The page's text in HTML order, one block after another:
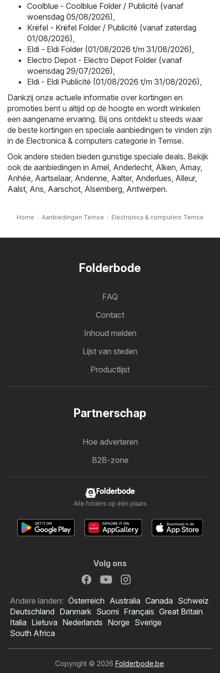
Coolblue - Coolblue Folder / Publicité (vanaf
woensdag 05/08/2026)
Krëfel - Krëfel Folder / Publicité (vanaf zaterdag
01/08/2026)
Eldi - Eldi Folder (01/08/2026 t/m 31/08/2026)
Electro Depot - Electro Depot Folder (vanaf
woensdag 29/07/2026)
Eldi - Eldi Publicité (01/08/2026 t/m 31/08/2026)
Dankzij onze actuele informatie over kortingen en
promoties bent u altijd op de hoogte en wordt winkelen
een aangename ervaring. Bij ons ontdekt u steeds waar
de beste kortingen en speciale aanbiedingen te vinden zijn
in de Electronica & computers categorie in Temse.
Ook andere steden bieden gunstige speciale deals. Bekijk
ook de aanbiedingen in Amel Anderlecht Alken Amay,
Anhée Aartselaar, Andenne Aalter, Anderlues Alleur,
Aalst Ans Aarschot Alsemberg Antwerpen.
Home Aanbiedingen Temse Electronica & computers Temse
Folderbode
FAQ
Contact
Inhoud melden
Lijst van steden
Productlijst
Partnerschap
Hoe adverteren
B2B-zone
Folderbode
Alle folders op één plaats
Volg ons
Andere landen: Österreich Australia Canada Schweiz
Deutschland Danmark Suomi Français Great Britain
Italia Lietuva Nederlands Norge Sverige
South Africa
Copyright © 2026 Folderbode.be.